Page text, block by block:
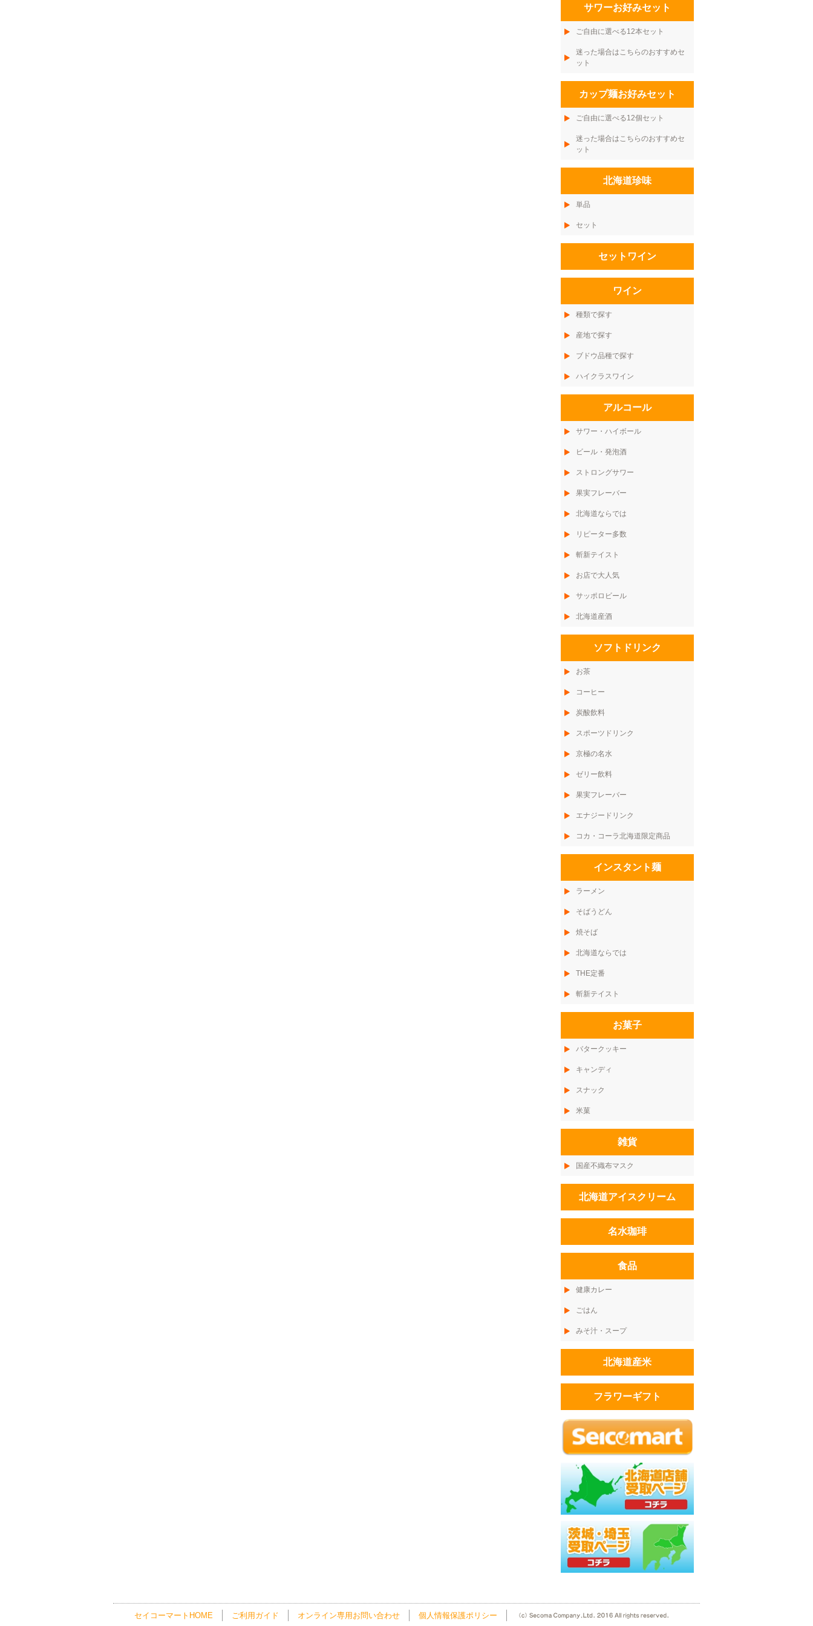
サワーお好みセット
ご自由に選べる12本セット
迷った場合はこちらのおすすめセ
ット
カップ麺お好みセット
ご自由に選べる12個セット
迷った場合はこちらのおすすめセ
ット
北海道珍味
単品
セット
セットワイン
ワイン
種類で探す
産地で探す
ブドウ品種で探す
ハイクラスワイン
アルコール
サワー・ハイボール
ビール・発泡酒
ストロングサワー
果実フレーバー
北海道ならでは
リピーター多数
斬新テイスト
お店で大人気
サッポロビール
北海道産酒
ソフトドリンク
お茶
コーヒー
炭酸飲料
スポーツドリンク
京極の名水
ゼリー飲料
果実フレーバー
エナジードリンク
コカ・コーラ北海道限定商品
インスタント麺
ラーメン
そばうどん
焼そば
北海道ならでは
THE定番
斬新テイスト
お菓子
バタークッキー
キャンディ
スナック
米菓
雑貨
国産不織布マスク
北海道アイスクリーム
名水珈琲
食品
健康カレー
ごはん
みそ汁・スープ
北海道産米
フラワーギフト
セイコーマートHOME ご利用ガイド オンライン専用お問い合わせ 個人情報保護ポリシー